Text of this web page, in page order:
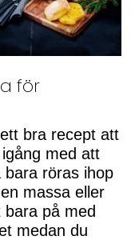
för
bra recept att
med att
bara röras ihop
massa eller
på med
medan du